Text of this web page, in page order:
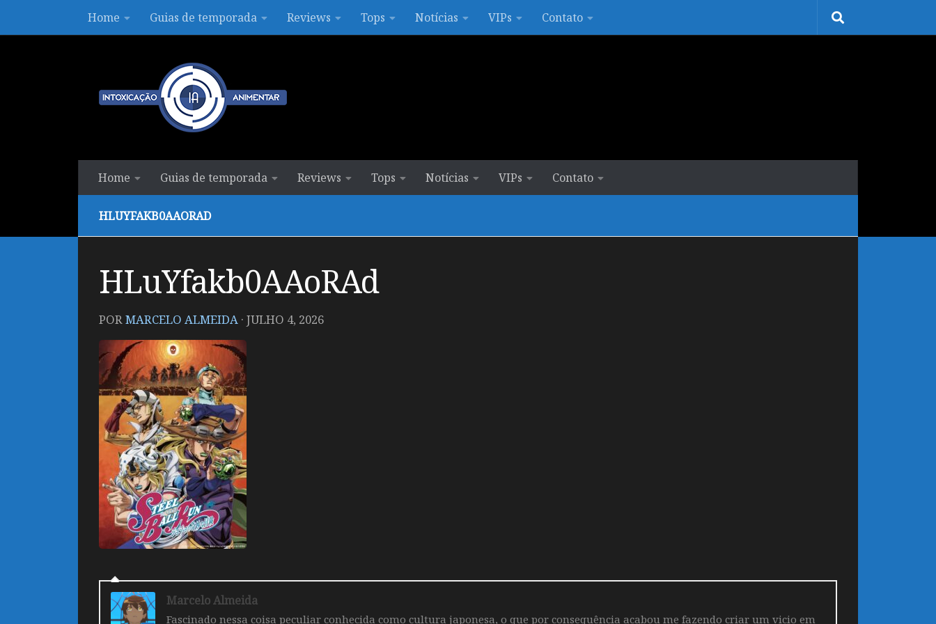
Skip to contentHome Guias de temporada Reviews Tops Notícias VIPs Contato
Home Guias de temporada Reviews Tops Notícias VIPs Contato
HLUYFAKB0AAORAD
HLuYfakb0AAoRAd
PORMARCELO ALMEIDA · JULHO 4, 2026
Marcelo Almeida
Fascinado nessa coisa peculiar conhecida como cultura japonesa, o que por consequência acabou me fazendo criar um vicio em